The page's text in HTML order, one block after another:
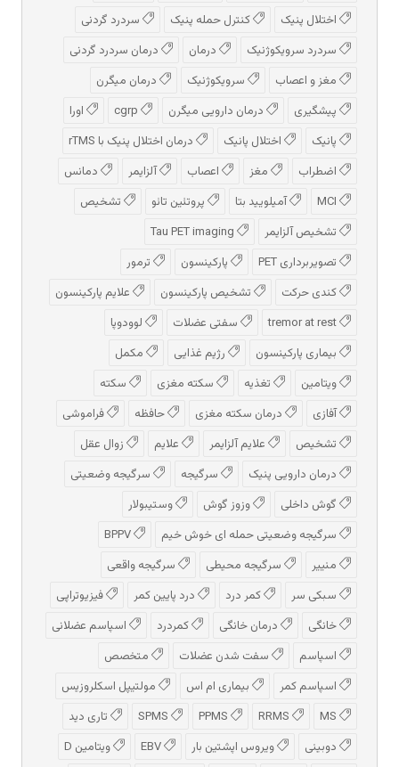
اختلال پنیک
کنترل حمله پنیک
سردرد گردنی
سردرد سرویکوژنیک
درمان
درمان سردرد گردنی
مغز و اعصاب
سرویکوژنیک
درمان میگرن
پیشگیری
درمان دارویی میگرن
اورا
پانیک
اختلال پانیک
درمان اختلال پنیک با rTMS
اضطراب
مغز اعصاب آلزایمر
دمانس
آمیلویید بتا پروتئین تائو
تشخیص
تشخیص آلزایمر
تصویربرداری PET
پارکینسون
ترمور
کندی حرکت
تشخیص پارکینسون
علایم پارکینسون
سفتی عضلات
لوودوپا
بیماری پارکینسون
رژیم غذایی
مکمل
ویتامین
تغذیه سکته مغزی
سکته
آفازی
درمان سکته مغزی حافظه
فراموشی
تشخیص
علایم آلزایمر علایم
زوال عقل
درمان دارویی پنیک
سرگیجه
سرگیجه وضعیتی
گوش داخلی
وزوز گوش
وستیبولار
سرگیجه وضعیتی حمله ای خوش خیم
منییر
سرگیجه محیطی
سرگیجه واقعی
سبکی سر
کمر درد درد پایین کمر
فیزیوتراپی
خانگی
درمان خانگی کمردرد
اسپاسم عضلانی
اسپاسم
سفت شدن عضلات
متخصص
اسپاسم کمر
بیماری ام اس
مولتیپل اسکلروزیس
تاری دید
دوبینی
ویروس اپشتین بار ویتامین D